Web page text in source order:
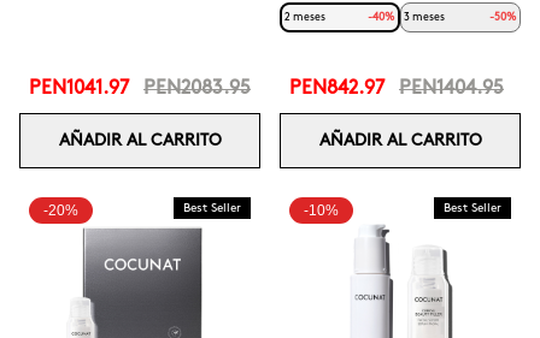
PEN1041.97 PEN2083.95
AÑADIR AL CARRITO
2 meses -40% 3 meses -50%
PEN842.97 PEN1404.95
AÑADIR AL CARRITO
-20% Best Seller -10% Best Seller